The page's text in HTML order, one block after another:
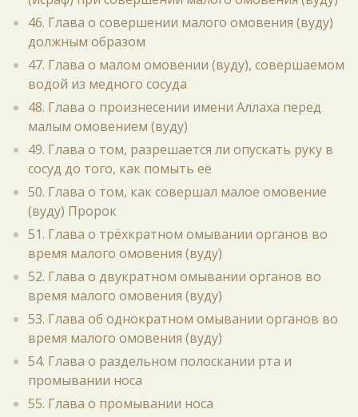
46. Глава о совершении малого омовения (вуду)
должным образом
47. Глава о малом омовении (вуду), совершаемом
водой из медного сосуда
48. Глава о произнесении имени Аллаха перед
малым омовением (вуду)
49. Глава о том, разрешается ли опускать руку в
сосуд до того, как помыть её
50. Глава о том, как совершал малое омовение
(вуду) Пророк
51. Глава о трёхкратном омывании органов во
время малого омовения (вуду)
52. Глава о двукратном омывании органов во
время малого омовения (вуду)
53. Глава об однократном омывании органов во
время малого омовения (вуду)
54. Глава о раздельном полоскании рта и
промывании носа
55. Глава о промывании носа